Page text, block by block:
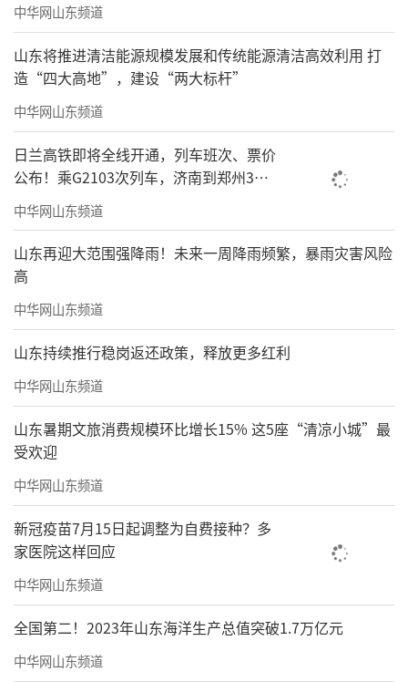
中华网山东频道
山东将推进清洁能源规模发展和传统能源清洁高效利用 打
造“四大高地”，建设“两大标杆”
中华网山东频道
日兰高铁即将全线开通，列车班次、票价
公布！乘G2103次列车，济南到郑州3小
时到达
中华网山东频道
山东再迎大范围强降雨！未来一周降雨频繁，暴雨灾害风险
高
中华网山东频道
山东持续推行稳岗返还政策，释放更多红利
中华网山东频道
山东暑期文旅消费规模环比增长15% 这5座“清凉小城”最
受欢迎
中华网山东频道
新冠疫苗7月15日起调整为自费接种？多
家医院这样回应
中华网山东频道
全国第二！2023年山东海洋生产总值突破1.7万亿元
中华网山东频道